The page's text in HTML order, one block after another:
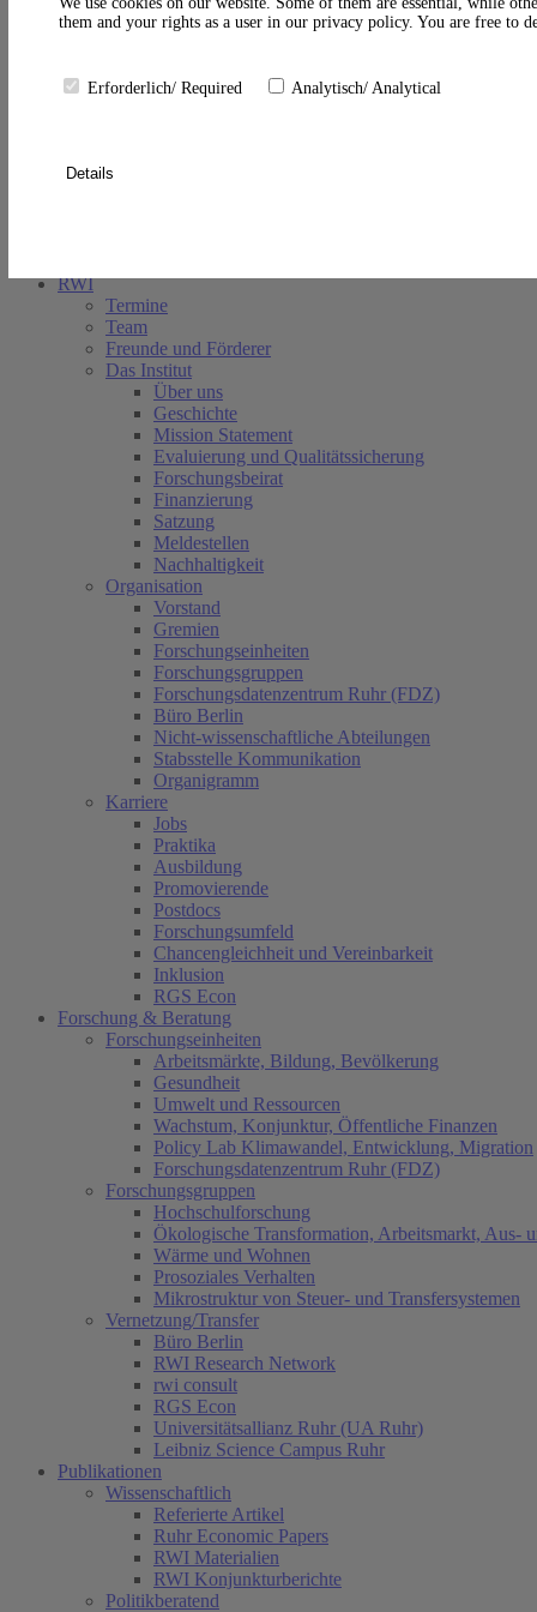
Suche schließen
RWI
Termine
Team
Freunde und Förderer
Das Institut
Über uns
Geschichte
Mission Statement
Evaluierung und Qualitätssicherung
Forschungsbeirat
Finanzierung
Satzung
Meldestellen
Nachhaltigkeit
Organisation
Vorstand
Gremien
Forschungseinheiten
Forschungsgruppen
Forschungsdatenzentrum Ruhr (FDZ)
Büro Berlin
Nicht-wissenschaftliche Abteilungen
Stabsstelle Kommunikation
Organigramm
Karriere
Jobs
Praktika
Ausbildung
Promovierende
Postdocs
Forschungsumfeld
Chancengleichheit und Vereinbarkeit
Inklusion
RGS Econ
Forschung & Beratung
Forschungseinheiten
Arbeitsmärkte, Bildung, Bevölkerung
Gesundheit
Umwelt und Ressourcen
Wachstum, Konjunktur, Öffentliche Finanzen
Policy Lab Klimawandel, Entwicklung, Migration
Forschungsdatenzentrum Ruhr (FDZ)
Forschungsgruppen
Hochschulforschung
Ökologische Transformation, Arbeitsmarkt, Aus-
Wärme und Wohnen
Prosoziales Verhalten
Mikrostruktur von Steuer- und Transfersystemen
Vernetzung/Transfer
Büro Berlin
RWI Research Network
rwi consult
RGS Econ
Universitätsallianz Ruhr (UA Ruhr)
Leibniz Science Campus Ruhr
Publikationen
Wissenschaftlich
Referierte Artikel
Ruhr Economic Papers
RWI Materialien
RWI Konjunkturberichte
Politikberatend
them and your rights as a user in our privacy policy. You are free to
Erforderlich/ Required Analytisch/ Analytical
Details